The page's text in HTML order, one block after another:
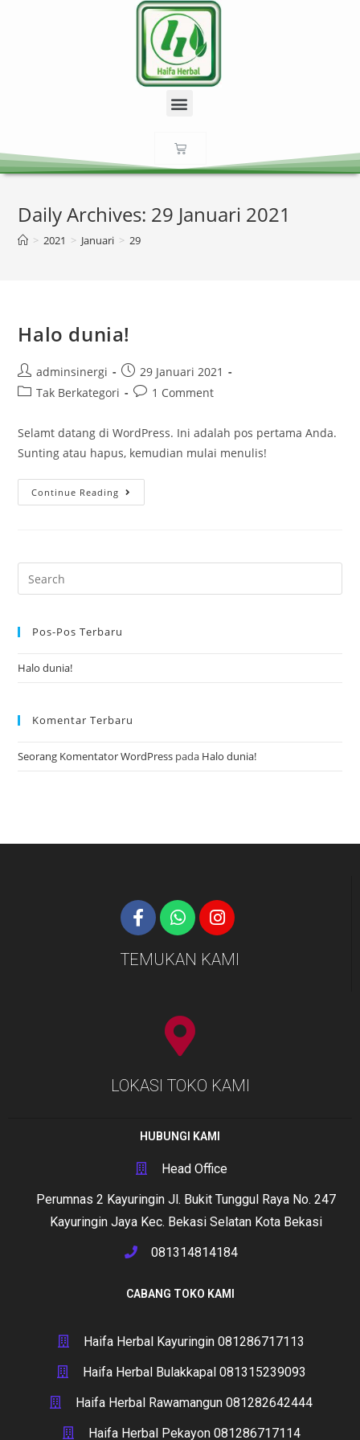
Daily Archives: 29 Januari 2021
> 2021 > Januari > 29
Halo dunia!
adminsinergi
29 Januari 2021
Tak Berkategori
1 Comment
Selamt datang di WordPress. Ini adalah pos pertama Anda.
Sunting atau hapus, kemudian mulai menulis!
Continue Reading
Pos-Pos Terbaru
Halo dunia!
Komentar Terbaru
Seorang Komentator WordPress pada Halo dunia!
TEMUKAN KAMI
LOKASI TOKO KAMI
HUBUNGI KAMI
Head Office
Perumnas 2 Kayuringin Jl. Bukit Tunggul Raya No. 247
Kayuringin Jaya Kec. Bekasi Selatan Kota Bekasi
081314814184
CABANG TOKO KAMI
Haifa Herbal Kayuringin 081286717113
Haifa Herbal Bulakkapal 081315239093
Haifa Herbal Rawamangun 081282642444
Haifa Herbal Pekayon 081286717114